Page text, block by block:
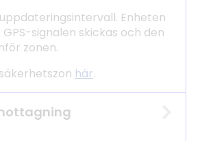
Enheten
signalen skickas och den
zonen.
här.